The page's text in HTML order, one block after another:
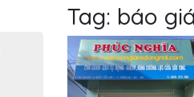
Tag: báo